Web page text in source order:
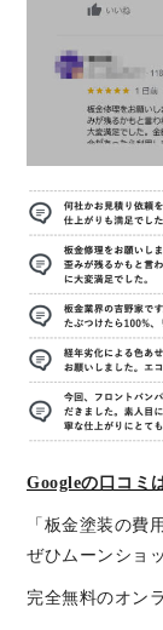
Googleの口コミ
「板金塗装の費
ぜひムーンショ
完全無料のオン